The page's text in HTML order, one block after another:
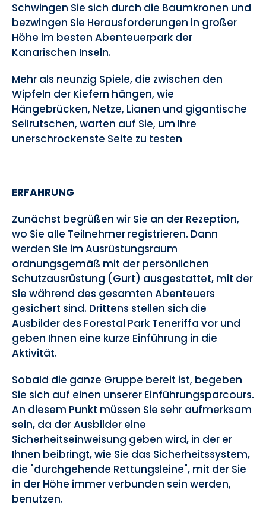
Schwingen Sie sich durch die Baumkronen und
bezwingen Sie Herausforderungen in großer
Höhe im besten Abenteuerpark der
Kanarischen Inseln.
Mehr als neunzig Spiele, die zwischen den
Wipfeln der Kiefern hängen, wie
Hängebrücken, Netze, Lianen und gigantische
Seilrutschen, warten auf Sie, um Ihre
unerschrockenste Seite zu testen
ERFAHRUNG
Zunächst begrüßen wir Sie an der Rezeption,
wo Sie alle Teilnehmer registrieren. Dann
werden Sie im Ausrüstungsraum
ordnungsgemäß mit der persönlichen
Schutzausrüstung (Gurt) ausgestattet, mit der
Sie während des gesamten Abenteuers
gesichert sind. Drittens stellen sich die
Ausbilder des Forestal Park Teneriffa vor und
geben Ihnen eine kurze Einführung in die
Aktivität.
Sobald die ganze Gruppe bereit ist, begeben
Sie sich auf einen unserer Einführungsparcours.
An diesem Punkt müssen Sie sehr aufmerksam
sein, da der Ausbilder eine
Sicherheitseinweisung geben wird, in der er
Ihnen beibringt, wie Sie das Sicherheitssystem,
die "durchgehende Rettungsleine", mit der Sie
in der Höhe immer verbunden sein werden,
benutzen.